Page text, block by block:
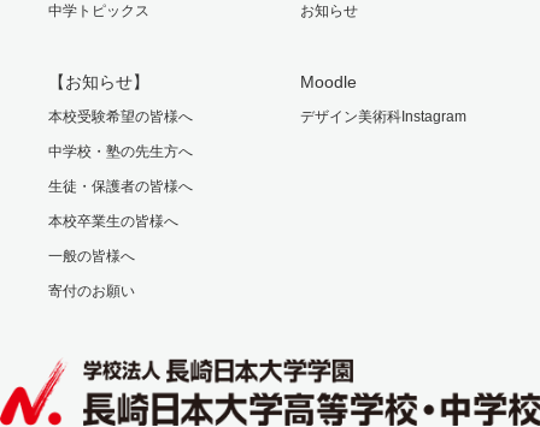
中学トピックス お知らせ
【お知らせ】
本校受験希望の皆様へ
中学校・塾の先生方へ
生徒・保護者の皆様へ
本校卒業生の皆様へ
一般の皆様へ
寄付のお願い
Moodle
デザイン美術科Instagram